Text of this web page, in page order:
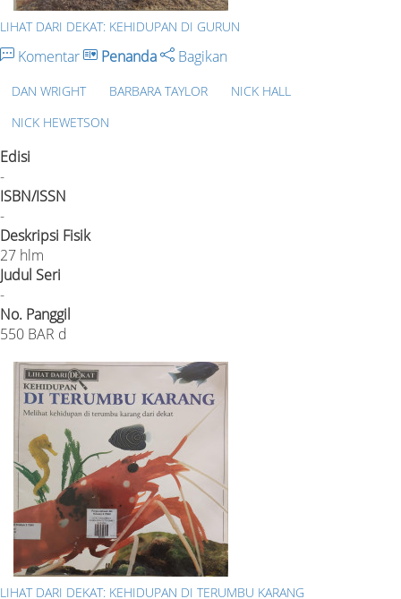
LIHAT DARI DEKAT: KEHIDUPAN DI GURUN
Komentar Penanda Bagikan
DAN WRIGHT BARBARA TAYLOR
NICK HALL
NICK HEWETSON
Edisi
-
ISBN/ISSN
-
Deskripsi Fisik
27 hlm
Judul Seri
-
No. Panggil
550 BAR d
LIHAT DARI DEKAT: KEHIDUPAN DI TERUMBU KARANG